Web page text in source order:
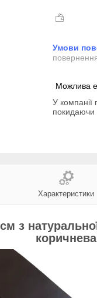
У компанії
покидаючи
Характеристики
з
коричнева